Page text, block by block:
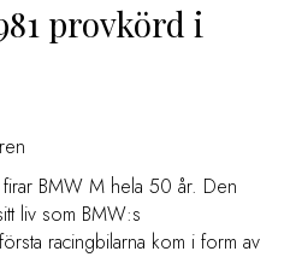
provkörd i
BMW M hela 50 år. Den
liv som BMW:s
racingbilarna kom i form av